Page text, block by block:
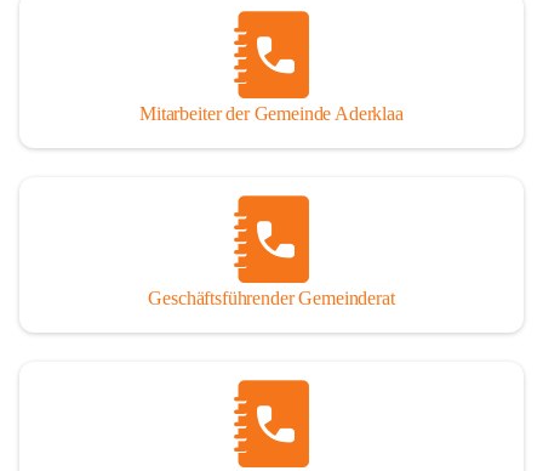
Mitarbeiter der Gemeinde Aderklaa
Geschäftsführender Gemeinderat